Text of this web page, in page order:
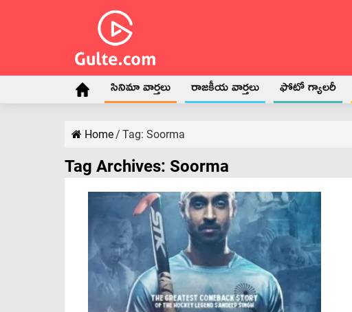
సినిమా వార్తలు రాజకీయ వార్తలు ఫోటో గ్యాలరీ
Home/ Tag: Soorma
Tag Archives: Soorma